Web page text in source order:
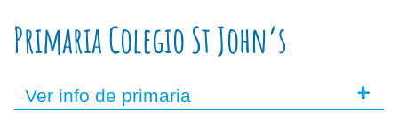
Primaria Colegio St John’s
Ver info de primaria +